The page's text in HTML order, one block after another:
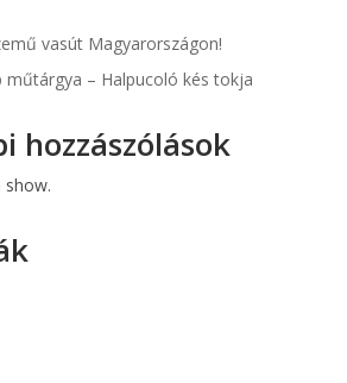
vasút Magyarországon!
műtárgya – Halpucoló kés tokja
hozzászólások